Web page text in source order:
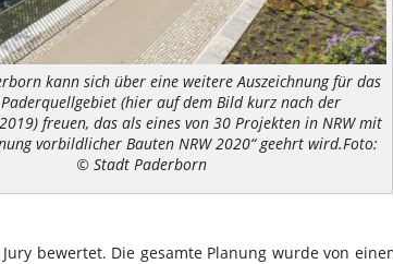
kann sich über eine weitere Auszeichnung für das
(hier auf dem Bild kurz nach der
freuen, das als eines von 30 Projekten in NRW mit
vorbildlicher Bauten NRW 2020“ geehrt wird.Foto:
© Stadt Paderborn
bewertet. Die gesamte Planung wurde von